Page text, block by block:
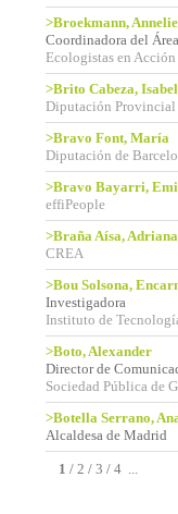
>Broekmann,
Coordinadora del
Ecologistas en Acción
>Brito Cabeza, Isabel
Diputación Provincial
>Bravo Font, María
Diputación de
>Bravo Bayarri,
effiPeople
>Braña Aísa, Adriana
CREA
>Bou Solsona,
Investigadora
Instituto de
>Boto, Alexander
Director de
Sociedad Pública de
>Botella Serrano,
Alcaldesa de Madrid
1 / 2 / 3 / 4 ...